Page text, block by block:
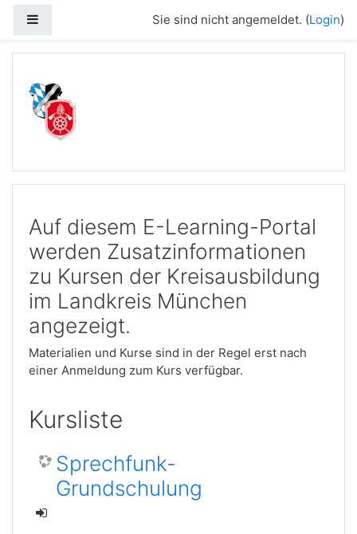
Sie sind nicht angemeldet. (Login)
Auf diesem E-Learning-Portal
werden Zusatzinformationen
zu Kursen der Kreisausbildung
im Landkreis München
angezeigt.
Materialien und Kurse sind in der Regel erst nach
einer Anmeldung zum Kurs verfügbar.
Kursliste
Sprechfunk-
Grundschulung